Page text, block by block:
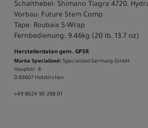
Schalthebel: Shimano Tiagra 4720,
Vorbau: Future Stem Comp
Tape: Roubaix S-Wrap
Fernbedienung: 9.46kg (20 lb, 13.7 oz)
Herstellerdaten gem. GPSR
Marke Specialized: Specialized Germany GmbH
Hauptstr. 4
D-83607 Holzkirchen
+49 8024 90 288 01